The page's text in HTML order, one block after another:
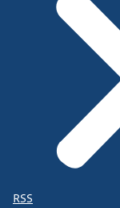
RSS